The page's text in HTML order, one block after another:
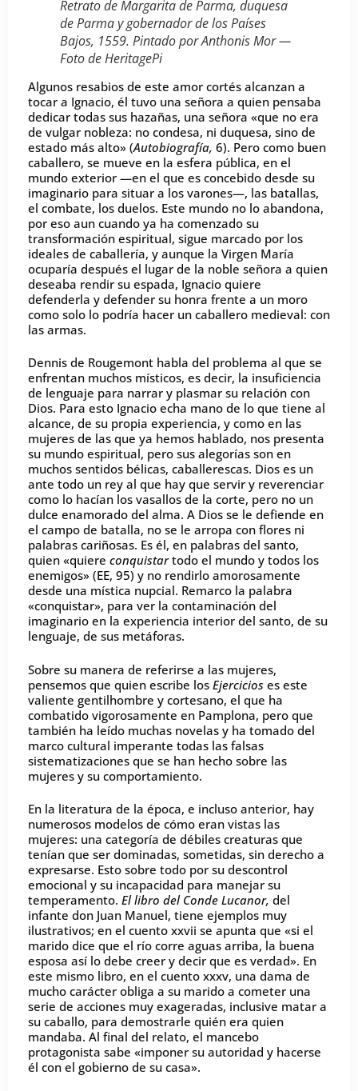
Retrato de Margarita de Parma, duquesa
de Parma y gobernador de los Países
Bajos, 1559. Pintado por Anthonis Mor —
Foto de HeritagePi
Algunos resabios de este amor cortés alcanzan a
tocar a Ignacio, él tuvo una señora a quien pensaba
dedicar todas sus hazañas, una señora «que no era
de vulgar nobleza: no condesa, ni duquesa, sino de
estado más alto» (Autobiografía, 6). Pero como buen
caballero, se mueve en la esfera pública, en el
mundo exterior —en el que es concebido desde su
imaginario para situar a los varones—, las batallas,
el combate, los duelos. Este mundo no lo abandona,
por eso aun cuando ya ha comenzado su
transformación espiritual, sigue marcado por los
ideales de caballería, y aunque la Virgen María
ocuparía después el lugar de la noble señora a quien
deseaba rendir su espada, Ignacio quiere
defenderla y defender su honra frente a un moro
como solo lo podría hacer un caballero medieval: con
las armas.
Dennis de Rougemont habla del problema al que se
enfrentan muchos místicos, es decir, la insuficiencia
de lenguaje para narrar y plasmar su relación con
Dios. Para esto Ignacio echa mano de lo que tiene al
alcance, de su propia experiencia, y como en las
mujeres de las que ya hemos hablado, nos presenta
su mundo espiritual, pero sus alegorías son en
muchos sentidos bélicas, caballerescas. Dios es un
ante todo un rey al que hay que servir y reverenciar
como lo hacían los vasallos de la corte, pero no un
dulce enamorado del alma. A Dios se le defiende en
el campo de batalla, no se le arropa con flores ni
palabras cariñosas. Es él, en palabras del santo,
quien «quiere conquistartodo el mundo y todos los
enemigos» (EE, 95) y no rendirlo amorosamente
desde una mística nupcial. Remarco la palabra
«conquistar», para ver la contaminación del
imaginario en la experiencia interior del santo, de su
lenguaje, de sus metáforas.
Sobre su manera de referirse a las mujeres,
pensemos que quien escribe los Ejercicios es este
valiente gentilhombre y cortesano, el que ha
combatido vigorosamente en Pamplona, pero que
también ha leído muchas novelas y ha tomado del
marco cultural imperante todas las falsas
sistematizaciones que se han hecho sobre las
mujeres y su comportamiento.
En la literatura de la época, e incluso anterior, hay
numerosos modelos de cómo eran vistas las
mujeres: una categoría de débiles creaturas que
tenían que ser dominadas, sometidas, sin derecho a
expresarse. Esto sobre todo por su descontrol
emocional y su incapacidad para manejar su
temperamento. El libro del Conde Lucanor, del
infante don Juan Manuel, tiene ejemplos muy
ilustrativos; en el cuento xxvii se apunta que «si el
marido dice que el río corre aguas arriba, la buena
esposa así lo debe creer y decir que es verdad». En
este mismo libro, en el cuento xxxv, una dama de
mucho carácter obliga a su marido a cometer una
serie de acciones muy exageradas, inclusive matar a
su caballo, para demostrarle quién era quien
mandaba. Al final del relato, el mancebo
protagonista sabe «imponer su autoridad y hacerse
él con el gobierno de su casa».